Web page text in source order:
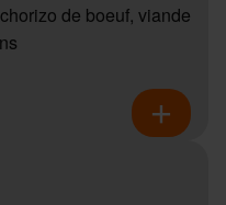
de boeuf, viande